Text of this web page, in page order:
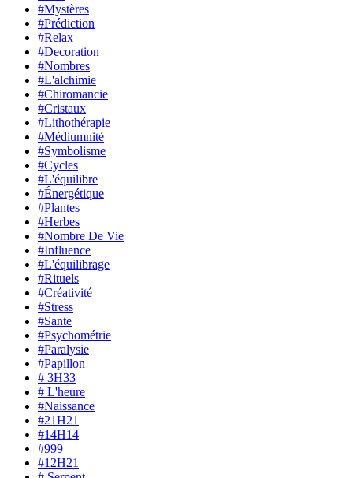
#Mystères
#Prédiction
#Relax
#Decoration
#Nombres
#L'alchimie
#Chiromancie
#Cristaux
#Lithothérapie
#Médiumnité
#Symbolisme
#Cycles
#L'équilibre
#Énergétique
#Plantes
#Herbes
#Nombre De Vie
#Influence
#L'équilibrage
#Rituels
#Créativité
#Stress
#Sante
#Psychométrie
#Paralysie
#Papillon
# 3H33
# L'heure
#Naissance
#21H21
#14H14
#999
#12H21